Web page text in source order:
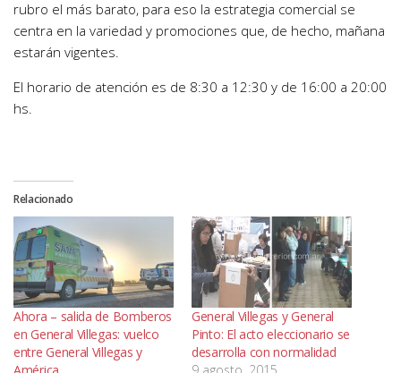
rubro el más barato, para eso la estrategia comercial se
centra en la variedad y promociones que, de hecho, mañana
estarán vigentes.
El horario de atención es de 8:30 a 12:30 y de 16:00 a 20:00
hs.
Relacionado
Ahora – salida de Bomberos
en General Villegas: vuelco
entre General Villegas y
General Villegas y General
Pinto: El acto eleccionario se
desarrolla con normalidad